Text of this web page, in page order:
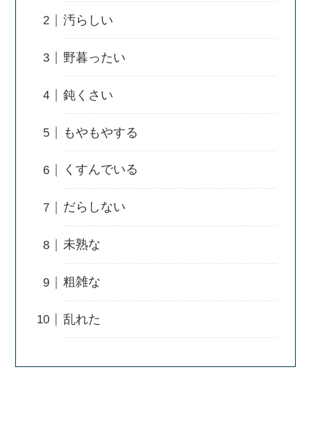
汚らしい
野暮ったい
鈍くさい
もやもやする
くすんでいる
だらしない
未熟な
粗雑な
乱れた